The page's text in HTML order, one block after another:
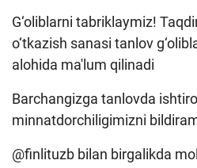
G‘oliblarni tabriklaymiz!
o‘tkazish sanasi tanlov
alohida ma'lum qilinadi
Barchangizga tanlovda
minnatdorchiligimizni
@finlituzb bilan birgalikda